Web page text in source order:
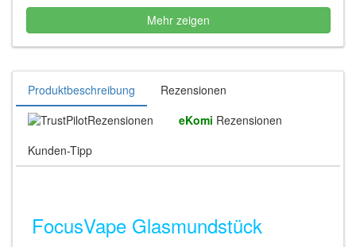
Mehr zeigen
Produktbeschreibung
Rezensionen
Rezensionen
eKomi Rezensionen
Kunden-Tipp
FocusVape Glasmundstück